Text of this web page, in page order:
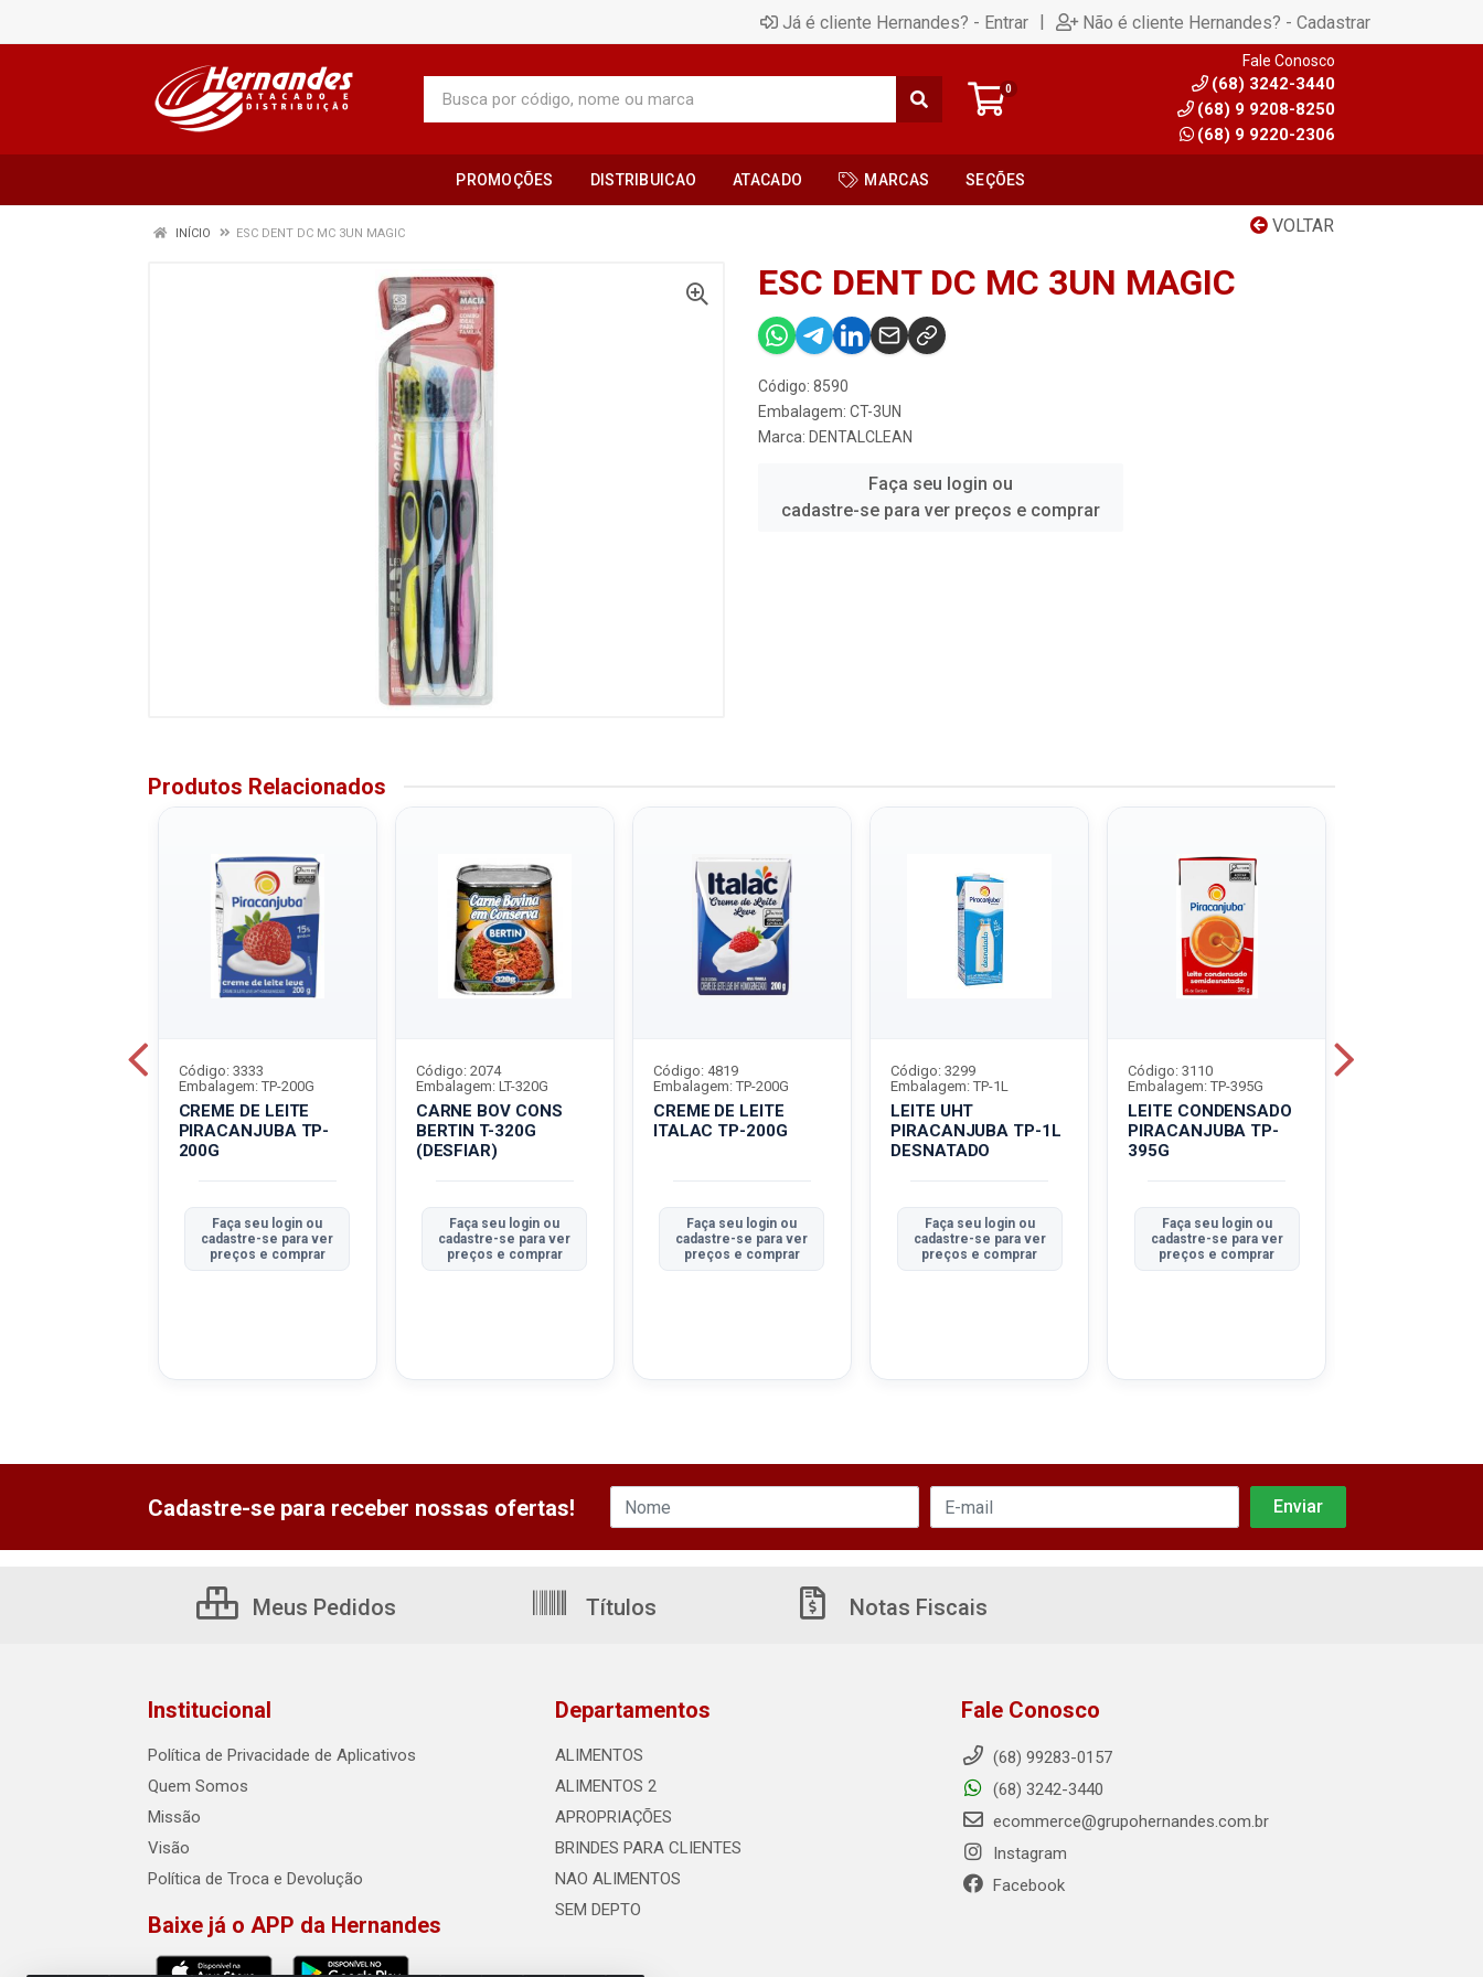
Já é cliente Hernandes? - Entrar | Não é cliente Hernandes? - Cadastrar
0
Fale Conosco
(68) 3242-3440
(68) 9 9208-8250
(68) 9 9220-2306
PROMOÇÕES DISTRIBUICAO ATACADO MARCAS SEÇÕES
VOLTAR
INÍCIO ESC DENT DC MC 3UN MAGIC
ESC DENT DC MC 3UN MAGIC
Código: 8590
Embalagem: CT-3UN
Marca: DENTALCLEAN
Faça seu login ou
cadastre-se para ver preços e comprar
Produtos Relacionados
CREME DE LEITE
PIRACANJUBA TP-
200G
Código: 3333
Embalagem: TP-200G
Faça seu login ou
cadastre-se para ver
preços e comprar
CARNE BOV CONS
BERTIN T-320G
(DESFIAR)
Código: 2074
Embalagem: LT-320G
Faça seu login ou
cadastre-se para ver
preços e comprar
CREME DE LEITE
ITALAC TP-200G
Código: 4819
Embalagem: TP-200G
Faça seu login ou
cadastre-se para ver
preços e comprar
LEITE UHT
PIRACANJUBA TP-1L
DESNATADO
Código: 3299
Embalagem: TP-1L
Faça seu login ou
cadastre-se para ver
preços e comprar
LEITE CONDENSADO
PIRACANJUBA TP-
395G
Código: 3110
Embalagem: TP-395G
Faça seu login ou
cadastre-se para ver
preços e comprar
Cadastre-se para receber nossas ofertas!
Meus Pedidos Títulos Notas Fiscais
Institucional
Política de Privacidade de Aplicativos
Quem Somos
Missão
Visão
Política de Troca e Devolução
Baixe já o APP da Hernandes
Departamentos
ALIMENTOS
ALIMENTOS 2
APROPRIAÇÕES
BRINDES PARA CLIENTES
NAO ALIMENTOS
SEM DEPTO
Fale Conosco
(68) 99283-0157
(68) 3242-3440
ecommerce@grupohernandes.com.br
Instagram
Facebook